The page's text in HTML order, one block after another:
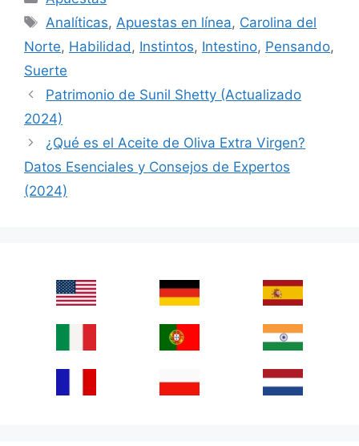
Tags
Analíticas, Apuestas en línea, Carolina del
Norte, Habilidad , Instintos, Intestino, Pensando,
Suerte
Patrimonio de Sunil Shetty (Actualizado
2024)
¿Qué es el Aceite de Oliva Extra Virgen?
Datos Esenciales y Consejos de Expertos
(2024)